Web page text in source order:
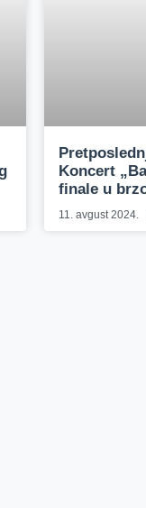
Koncert
finale u
11. avgust 2024.